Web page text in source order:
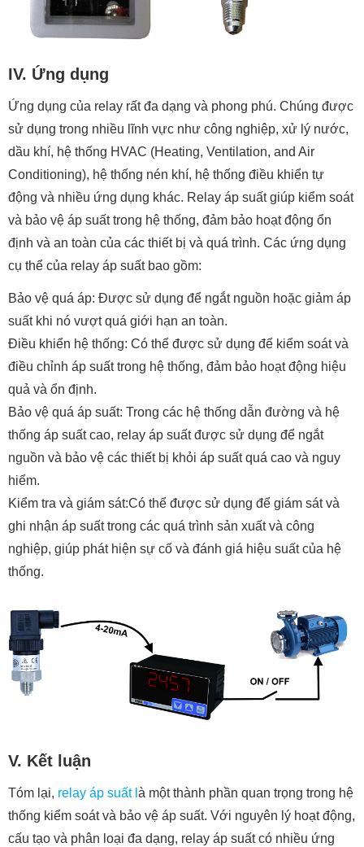
IV. Ứng dụng
Ứng dụng của relay rất đa dạng và phong phú. Chúng được
sử dụng trong nhiều lĩnh vực như công nghiệp, xử lý nước,
dầu khí, hệ thống HVAC (Heating, Ventilation, and Air
Conditioning), hệ thống nén khí, hệ thống điều khiển tự
động và nhiều ứng dụng khác. Relay áp suất giúp kiểm soát
và bảo vệ áp suất trong hệ thống, đảm bảo hoạt động ổn
định và an toàn của các thiết bị và quá trình. Các ứng dụng
cụ thể của relay áp suất bao gồm:
Bảo vệ quá áp: Được sử dụng để ngắt nguồn hoặc giảm áp
suất khi nó vượt quá giới hạn an toàn.
Điều khiển hệ thống: Có thể được sử dụng để kiểm soát và
điều chỉnh áp suất trong hệ thống, đảm bảo hoạt động hiệu
quả và ổn định.
Bảo vệ quá áp suất: Trong các hệ thống dẫn đường và hệ
thống áp suất cao, relay áp suất được sử dụng để ngắt
nguồn và bảo vệ các thiết bị khỏi áp suất quá cao và nguy
hiểm.
Kiểm tra và giám sát:Có thể được sử dụng để giám sát và
ghi nhận áp suất trong các quá trình sản xuất và công
nghiệp, giúp phát hiện sự cố và đánh giá hiệu suất của hệ
thống.
V. Kết luận
Tóm lại, relay áp suất l à một thành phần quan trọng trong hệ
thống kiểm soát và bảo vệ áp suất. Với nguyên lý hoạt động,
cấu tạo và phân loại đa dạng, relay áp suất có nhiều ứng